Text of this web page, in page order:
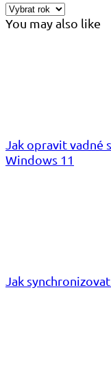
You may also like
Jak opravit vadné
Windows 11
Jak